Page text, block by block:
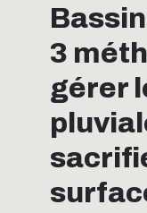
IMMOBILIER
JARDINAGE
MAISON & DÉCO
3
gérer